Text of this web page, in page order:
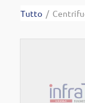
Tutto /